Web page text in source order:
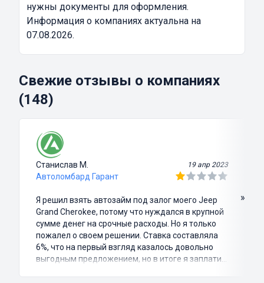
нужны документы для оформления.
Информация о компаниях актуальна на
07.08.2026.
Свежие отзывы о компаниях
(148)
Станислав М. 19 апр 2023
Автоломбард Гарант
Я решил взять автозайм под залог моего Jeep
Grand Cherokee, потому что нуждался в крупной
сумме денег на срочные расходы. Но я только
пожалел о своем решении. Ставка составляла
6%, что на первый взгляд казалось довольно
выгодным предложением, но в итоге я заплатил
»